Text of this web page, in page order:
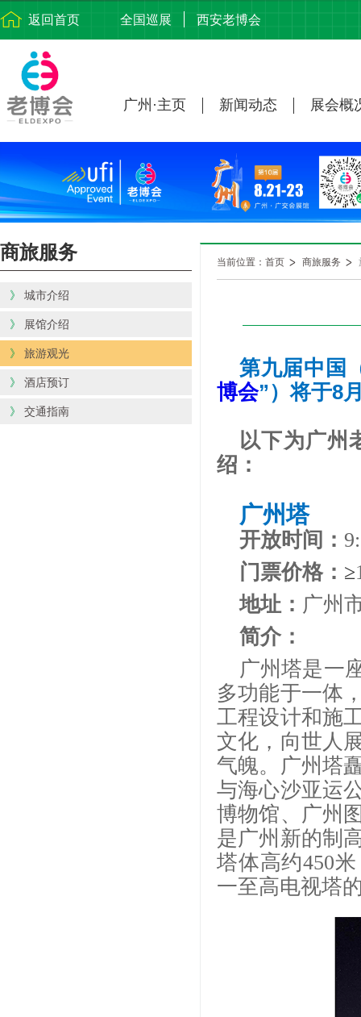
返回首页 全国巡展 西安老博会
广州·主页 新闻动态 展会概
商旅服务
》 城市介绍
》 展馆介绍
》 旅游观光
》 酒店预订
》 交通指南
当前位置：首页 商旅服务
第九届中国
博会”）将于8
以下为广
绍：
广州塔
开放时间：
门票价格： ≥
地址： 广州
简介：
广州塔是一
多功能于一体
工程设计和施
文化，向世人
气魄。广州塔
与海心沙亚运
博物馆、广州
是广州新的制
塔体高约450
一至高电视塔